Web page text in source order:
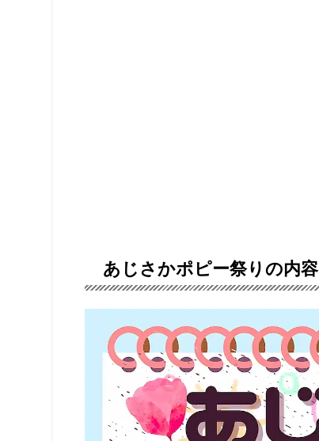
あじさかポピー祭りの内容